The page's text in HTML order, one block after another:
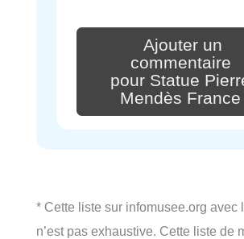
Ajouter un
commentaire
pour Statue
Mendès France
* Cette liste sur infomusee.org avec
n’est pas exhaustive. Cette liste de